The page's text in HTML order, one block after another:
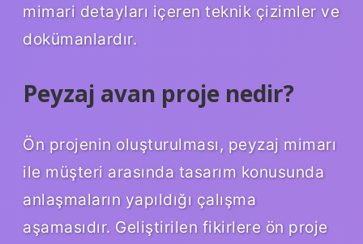
mimari detayları içeren teknik çizimler ve
dokümanlardır.
Peyzaj avan proje nedir?
Ön projenin oluşturulması, peyzaj mimarı
ile müşteri arasında tasarım konusunda
anlaşmaların yapıldığı çalışma
aşamasıdır. Geliştirilen fikirlere ön proje